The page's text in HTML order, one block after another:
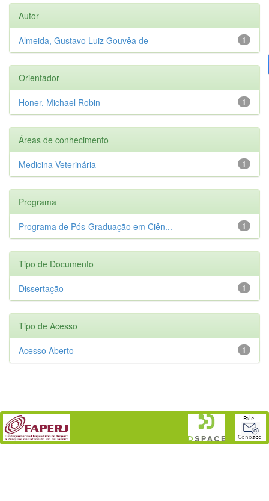
Autor
1
Almeida, Gustavo Luiz Gouvêa de
Orientador
1
Honer, Michael Robin
Áreas de conhecimento
1
Medicina Veterinária
Programa
1
Programa de Pós-Graduação em Ciên...
Tipo de Documento
1
Dissertação
Tipo de Acesso
1
Acesso Aberto